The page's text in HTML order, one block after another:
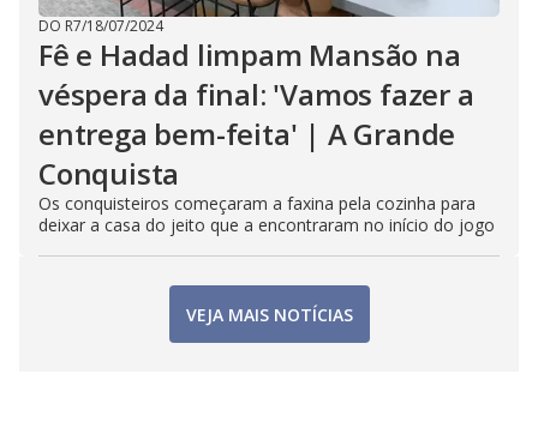
DO R7/18/07/2024
Fê e Hadad limpam Mansão na
véspera da final: 'Vamos fazer a
entrega bem-feita' | A Grande
Conquista
Os conquisteiros começaram a faxina pela cozinha para
deixar a casa do jeito que a encontraram no início do jogo
VEJA MAIS NOTÍCIAS